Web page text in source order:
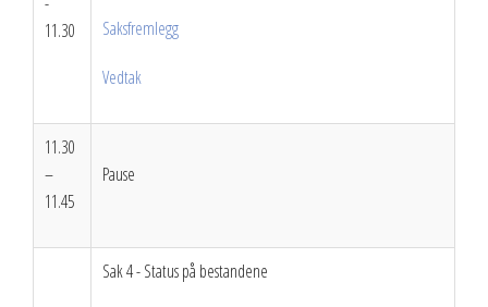
11.30
Saksfremlegg
Vedtak
11.30
–
11.45
Pause
Sak 4 - Status på bestandene